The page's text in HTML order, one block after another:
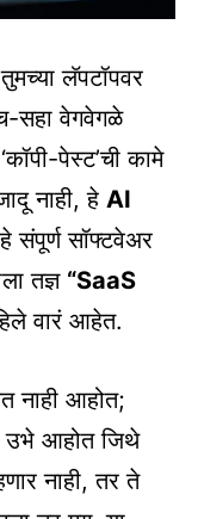
लॅपटॉपवर
सहा वेगवेगळे
पेस्ट’ची कामे
नाही, हे AI
संपूर्ण सॉफ्टवेअर
तज्ञ “SaaS
वारं आहेत.
नाही आहोत;
उभे आहोत जिथे
नाही, तर ते